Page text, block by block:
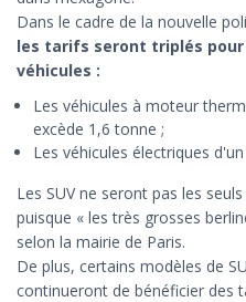
Dans le cadre de la nouvelle
les tarifs seront triplés
véhicules :
Les véhicules à moteur
excède 1,6 tonne ;
Les véhicules électriques
Les SUV ne seront pas les
puisque « les très grosses
selon la mairie de Paris.
De plus, certains modèles de
continueront de bénéficier des